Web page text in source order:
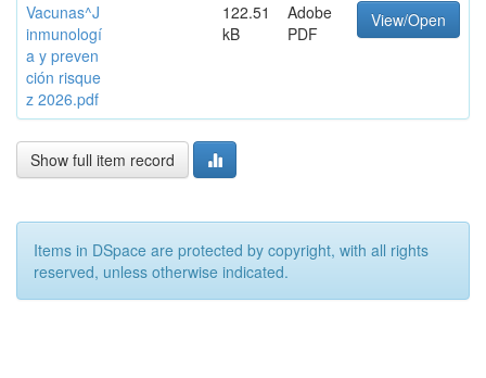
Vacunas^J
inmunologí
a y preven
ción risque
z 2026.pdf
122.51
kB
Adobe
PDF
View/Open
Show full item record
Items in DSpace are protected by copyright, with all rights
reserved, unless otherwise indicated.